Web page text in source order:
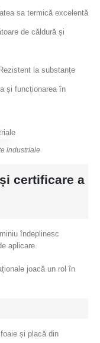
sa termică excelentă
de căldură și
la substanțe
și funcționarea în
industriale
certificare a
îndeplinesc
aplicare.
joacă un rol în
și placă din